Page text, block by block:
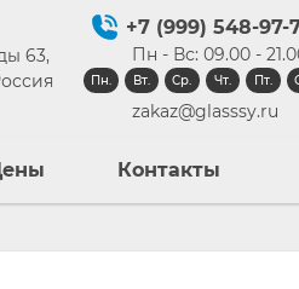
63,
+7 (999) 548-97-
Пн - Вс: 09.00 -
Пн. Вт. Ср. Чт. Пт.
zakaz@glasssy.ru
Контакты